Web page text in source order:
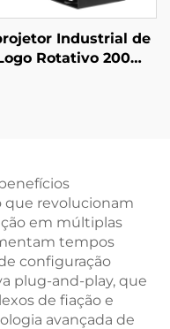
Industrial de
Rotativo 200W
que revolucionam
em múltiplas
tempos
configuração
plug-and-play, que
de fiação e
avançada de